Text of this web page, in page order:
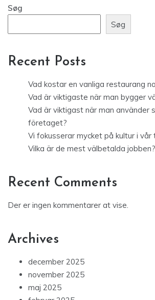
Søg
Søg
Recent Posts
Vad kostar en vanliga restaurang
Vad är viktigaste när man bygger
Vad är viktigast när man använder
företaget?
Vi fokusserar mycket på kultur i
Vilka är de mest välbetalda jobben?
Recent Comments
Der er ingen kommentarer at vise.
Archives
december 2025
november 2025
maj 2025